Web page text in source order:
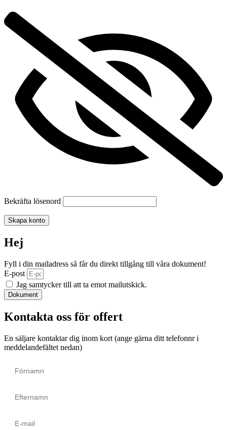
Bekräfta lösenord
Skapa konto
Hej
Fyll i din mailadress så får du direkt tillgång till våra dokument!
E-post
Jag samtycker till att ta emot mailutskick.
Dokument
Kontakta oss för offert
En säljare kontaktar dig inom kort (ange gärna ditt telefonnr i
meddelandefältet nedan)